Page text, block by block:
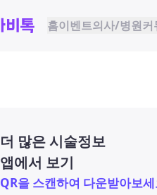
홈이벤트의사/병원커
더 많은 시술정보
앱에서 보기
QR을 스캔하여 다운받아보세